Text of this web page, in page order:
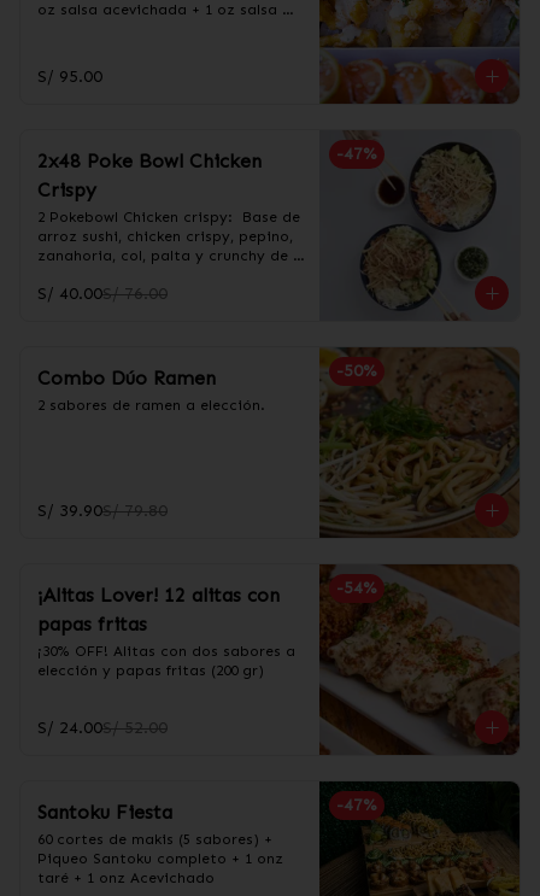
oz salsa acevichada + 1 oz salsa
-Acevichado
-Chamo maduro
S/ 95.00
-47%
2x48 Poke Bowl Chicken
Crispy
2 Pokebowl Chicken crispy:  Base de
arroz sushi, chicken crispy, pepino,
zanahoria, col, palta y crunchy de
taré.
S/ 40.00S/ 76.00
-50%
Combo Dúo Ramen
2 sabores de ramen a elección.
S/ 39.90S/ 79.80
-54%
¡Alitas Lover! 12 alitas con
papas fritas
¡30% OFF! Alitas con dos sabores a
elección y papas fritas (200 gr)
S/ 24.00S/ 52.00
-47%
Santoku Fiesta
60 cortes de makis (5 sabores) +
Piqueo Santoku completo + 1 onz
taré + 1 onz Acevichado